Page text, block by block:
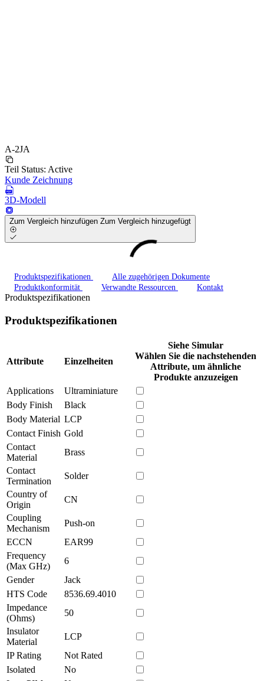
A-2JA
Teil Status: Active
Kunde Zeichnung
3D-Modell
Zum Vergleich hinzufügen Zum Vergleich hinzugefügt
Produktspezifikationen
Alle zugehörigen Dokumente
Produktkonformität
Verwandte Ressourcen Kontakt
Produktspezifikationen
Produktspezifikationen
Attribute Einzelheiten
Siehe Simular
Wählen Sie die nachstehenden
Attribute, um ähnliche
Produkte anzuzeigen
Applications
Ultraminiature
Body Finish
Black
Body Material LCP
Contact Finish Gold
Contact
Material
Brass
Contact
Termination
Solder
Country of
Origin
CN
Coupling
Mechanism
Push-on
ECCN
EAR99
Frequency
(Max GHz)
6
Gender
Jack
HTS Code
8536.69.4010
Impedance
(Ohms)
50
Insulator
Material
LCP
IP Rating
Not Rated
Isolated
No